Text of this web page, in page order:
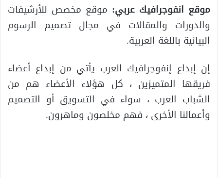
موقع انفوجرافيك عربي: موقع مخصص للأرشيفات
والدورات والمقالات في مجال تصميم الرسوم
البيانية باللغة العربية.
إن إبداع إنفوجرافيك العرب يأتي من إبداع أعضاء
فريقها المتميزين ، كل هؤلاء الأعضاء هم من
الشباب العرب ، سواء في التسويق أو التصميم
وأعمالنا الأخرى ، فهم مخلصون وماهرون.